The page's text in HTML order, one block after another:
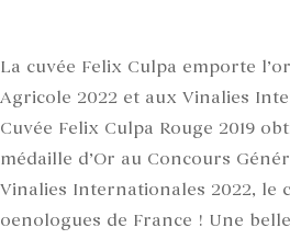
La cuvée Felix Culpa emporte
Agricole 2022 et aux Vinalies
Cuvée Felix Culpa Rouge 2019
médaille d’Or au Concours
Vinalies Internationales 2022, le
oenologues de France ! Une